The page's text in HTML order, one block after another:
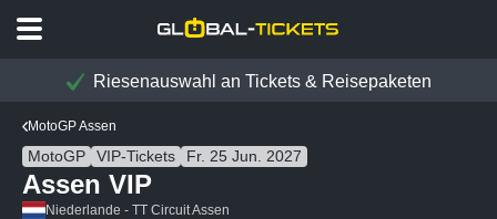
Riesenauswahl an Tickets & Reisepaketen
MotoGP Assen
MotoGP VIP-Tickets Fr. 25 Jun. 2027
Assen VIP
Niederlande - TT Circuit Assen